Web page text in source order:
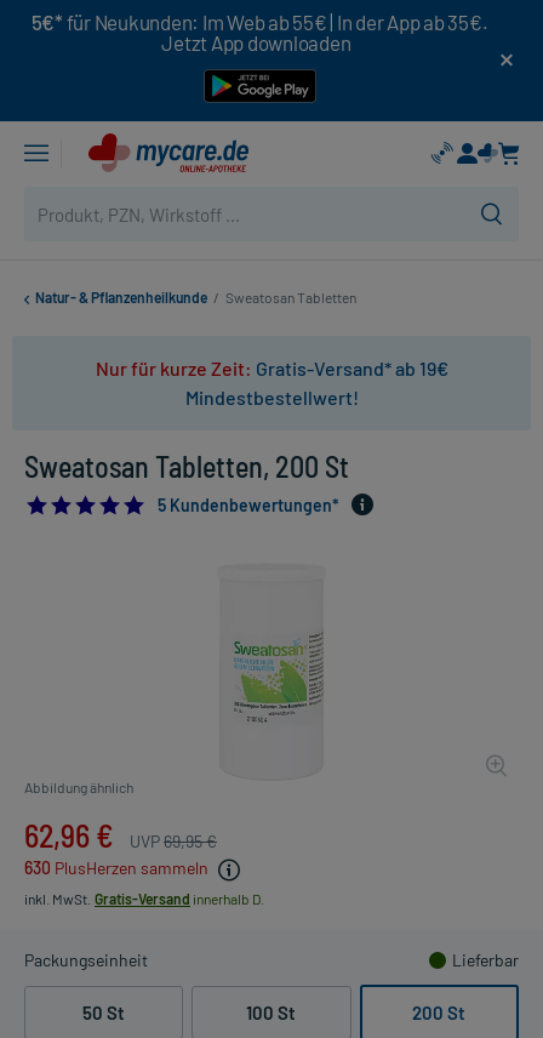
5€* für Neukunden: Im Web ab 55€ | In der App ab 35€.
Jetzt App downloaden
Natur- & Pflanzenheilkunde / Sweatosan Tabletten
Nur für kurze Zeit: Gratis-Versand* ab 19€
Mindestbestellwert!
Sweatosan Tabletten, 200 St
4.8
5 Kundenbewertungen*
Abbildung ähnlich
62,96 € UVP69,95 €
630 PlusHerzen sammeln
inkl. MwSt. Gratis-Versand innerhalb D.
Packungseinheit Lieferbar
50 St 100 St 200 St